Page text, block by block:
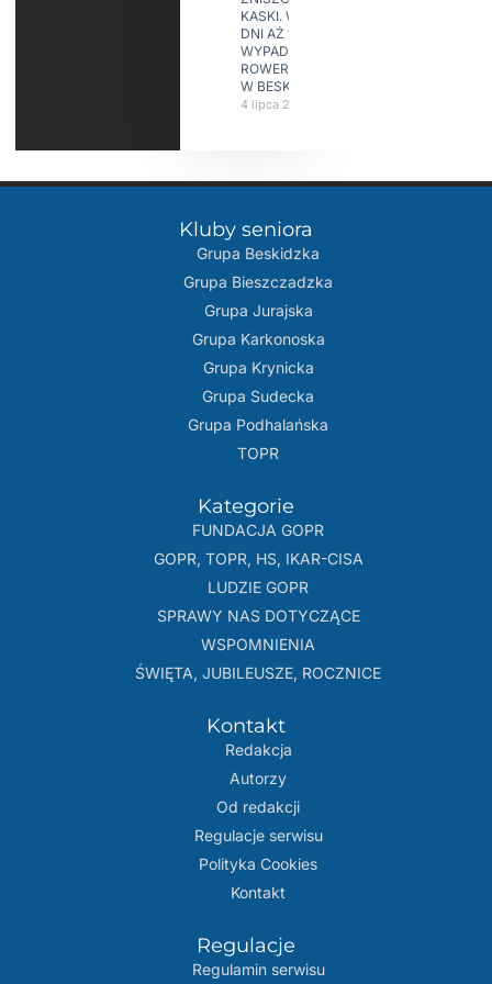
KASKI. W KILKA
DNI AŻ 15
WYPADKÓW
ROWERZYSTÓW
W BESKIDACH
4 lipca 2026
Kluby seniora
Grupa Beskidzka​
Grupa Bieszczadzka
Grupa Jurajska
Grupa Karkonoska
Grupa Krynicka
Grupa Sudecka
Grupa Podhalańska
TOPR
Kategorie
FUNDACJA GOPR
GOPR, TOPR, HS, IKAR-CISA
LUDZIE GOPR
SPRAWY NAS DOTYCZĄCE
WSPOMNIENIA
ŚWIĘTA, JUBILEUSZE, ROCZNICE
Kontakt
Redakcja
Autorzy
Od redakcji
Regulacje serwisu
Polityka Cookies
Kontakt
Regulacje
Regulamin serwisu